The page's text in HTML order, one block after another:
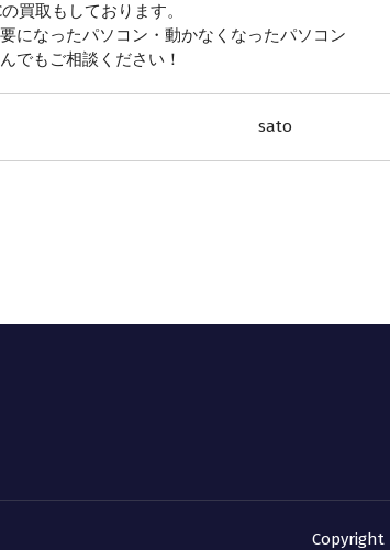
の買取もしております。
になったパソコン・動かなくなったパソコン
でもご相談ください！
sato
Copyright